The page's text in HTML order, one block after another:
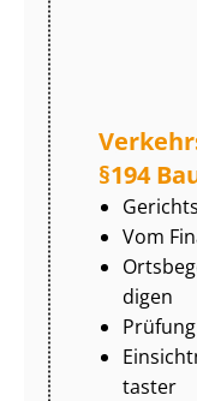
§194
Vom
di­gen
tas­ter